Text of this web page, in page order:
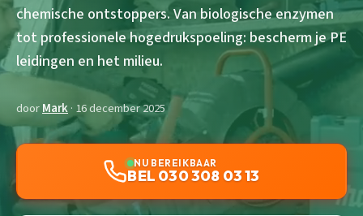
chemische ontstoppers. Van biologische enzymen
tot professionele hogedrukspoeling: bescherm je PE
leidingen en het milieu.
doorMark· 16 december 2025
NU BEREIKBAAR
BEL 030 308 03 13